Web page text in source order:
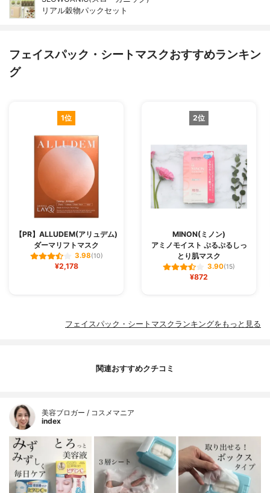
リアル穀物パックセット
フェイスパック・シートマスクおすすめランキン
グ
1位
【PR】ALLUDEM(アリュデム)
ダーマリフトマスク
3.98(10)
¥2,178
2位
MINON(ミノン)
アミノモイスト ぷるぷるしっ
とり肌マスク
3.90(15)
¥872
フェイスパック・シートマスクランキングをもっと見る
関連おすすめクチコミ
美容ブロガー / コスメマニア
index